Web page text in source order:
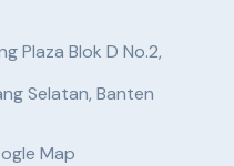
Plaza Blok D No.2,
Selatan, Banten
Map